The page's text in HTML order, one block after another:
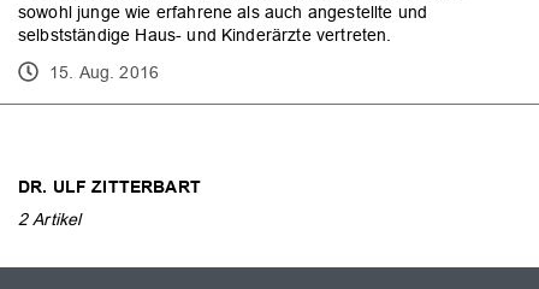
DR. ULF ZITTERBART
2 Artikel
sowohl junge wie erfahrene als auch angestellte und
selbstständige Haus- und Kinderärzte vertreten.
15. Aug. 2016